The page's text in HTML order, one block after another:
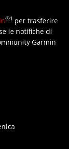
®1 per trasferire
le notifiche di
Garmin